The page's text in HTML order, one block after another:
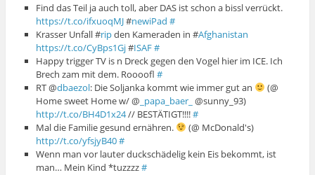
Find das Teil ja auch toll, aber DAS ist schon a bissl verrückt.
https://t.co/ifxuoqMJ#newiPad #
Krasser Unfall #ripden Kameraden in #Afghanistan
https://t.co/CyBps1Gj#ISAF#
Happy trigger TV is n Dreck gegen den Vogel hier im ICE. Ich
Brech zam mit dem. Roooofl#
RT @dbaezol: Die Soljanka kommt wie immer gut an
(@
Home sweet Home w/ @ _papa_baer_ @sunny_93)
http://t.co/BH4D1x24// BESTÄTIGT!!!!#
Mal die Familie gesund ernähren.
(@ McDonald's)
http://t.co/yfsjyB40#
Wenn man vor lauter duckschädelig kein Eis bekommt, ist
man… Mein Kind *tuzzzz#